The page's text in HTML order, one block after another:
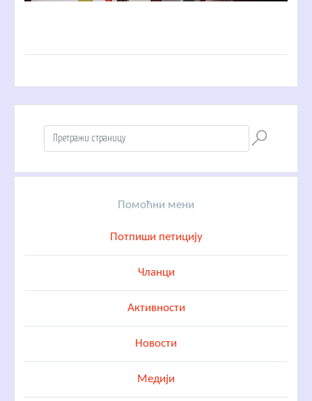
Помоћни мени
Потпиши петицију
Чланци
Активности
Новости
Медији